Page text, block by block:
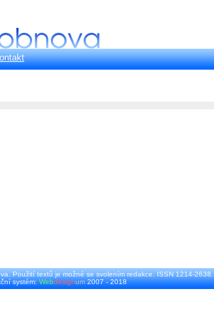
Použití textů je možné se svolením redakce. ISSN 1214-2638.
systém:Webdesignum2007 - 2018